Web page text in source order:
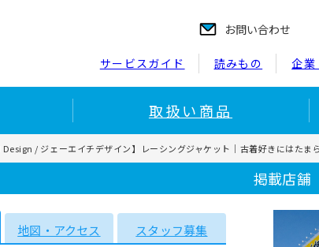
お問い合わせ
サービスガイド 読みもの 企業
取扱い商品
Design / ジェーエイチデザイン】レーシングジャケット｜古着好きにはたま
地図・アクセス スタッフ募集
掲載店舗